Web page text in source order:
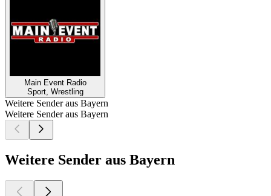
Main Event Radio
Sport, Wrestling
Weitere Sender aus Bayern
Weitere Sender aus Bayern
Weitere Sender aus Bayern